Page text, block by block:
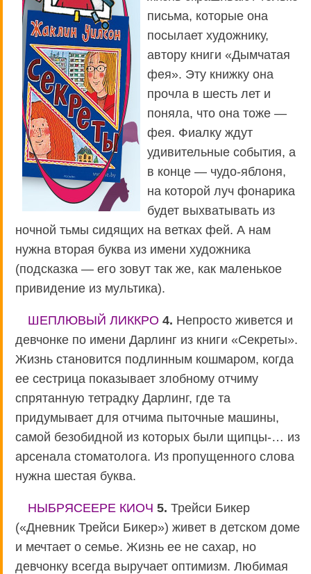
письма, которые она
посылает художнику,
автору книги «Дымчатая
фея». Эту книжку она
прочла в шесть лет и
поняла, что она тоже —
фея. Фиалку ждут
удивительные события, а
в конце — чудо-яблоня,
на которой луч фонарика
будет выхватывать из
ночной тьмы сидящих на ветках фей. А нам
нужна вторая буква из имени художника
(подсказка — его зовут так же, как маленькое
привидение из мультика).
ШЕПЛЮВЫЙ ЛИККРО 4. Непросто живется и
девчонке по имени Дарлинг из книги «Секреты».
Жизнь становится подлинным кошмаром, когда
ее сестрица показывает злобному отчиму
спрятанную тетрадку Дарлинг, где та
придумывает для отчима пыточные машины,
самой безобидной из которых были щипцы-… из
арсенала стоматолога. Из пропущенного слова
нужна шестая буква.
НЫБРЯСЕЕРЕ КИОЧ 5. Трейси Бикер
(«Дневник Трейси Бикер») живет в детском доме
и мечтает о семье. Жизнь ее не сахар, но
девчонку всегда выручает оптимизм. Любимая